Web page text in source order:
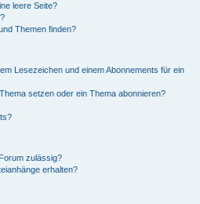
leere Seite?
Themen finden?
Lesezeichen und einem Abonnements für ein
setzen oder ein Thema abonnieren?
zulässig?
erhalten?